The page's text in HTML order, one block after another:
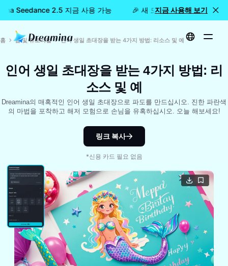
Seedance 2.5 지금 사용 가능 🎉 새 모델 출시: Dreamina
지금 사용해 보기
홈 팁 및 튜토리얼 인어 생일 초대장을 받는 4가지 방법: 리소스 및 예
인어 생일 초대장을 받는 4가지 방법: 리
소스 및 예
Dreamina의 매혹적인 인어 생일 초대장으로 파도를 만드십시오. 진한 파란색
의 마법을 포착하고 해저 모험으로 손님을 유혹하십시오. 오늘 해보세요!
링크 복사
*신용 카드 필요 없음